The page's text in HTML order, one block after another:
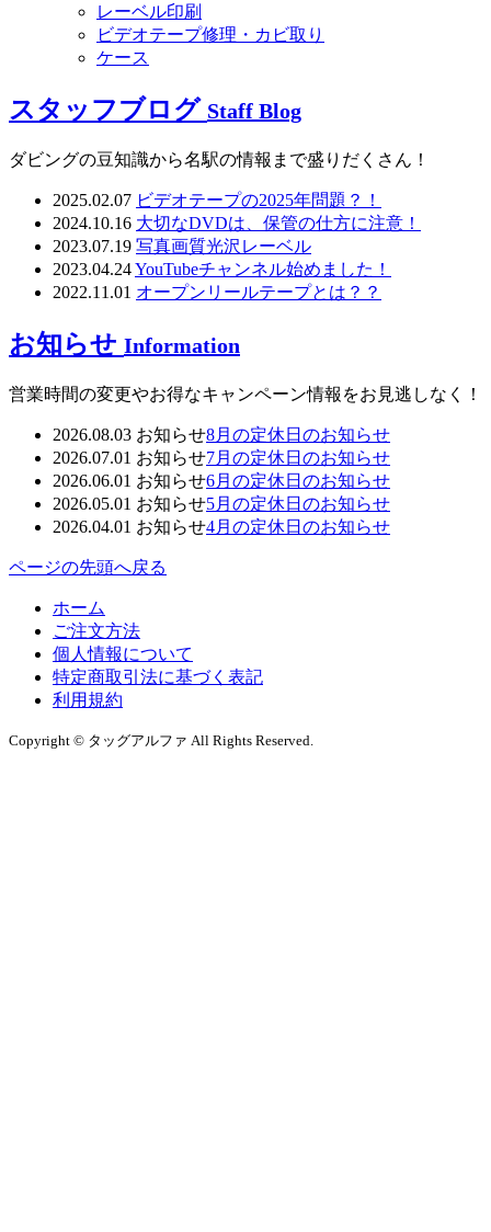
レーベル印刷
ビデオテープ修理・カビ取り
ケース
スタッフブログ Staff Blog
ダビングの豆知識から名駅の情報まで盛りだくさん！
2025.02.07 ビデオテープの2025年問題？！
2024.10.16 大切なDVDは、保管の仕方に注意！
2023.07.19 写真画質光沢レーベル
2023.04.24YouTubeチャンネル始めました！
2022.11.01 オープンリールテープとは？？
お知らせ Information
営業時間の変更やお得なキャンペーン情報をお見逃しなく！
2026.08.03 お知らせ8月の定休日のお知らせ
2026.07.01 お知らせ7月の定休日のお知らせ
2026.06.01 お知らせ6月の定休日のお知らせ
2026.05.01 お知らせ5月の定休日のお知らせ
2026.04.01 お知らせ4月の定休日のお知らせ
ページの先頭へ戻る
ホーム
ご注文方法
個人情報について
特定商取引法に基づく表記
利用規約
Copyright © タッグアルファ All Rights Reserved